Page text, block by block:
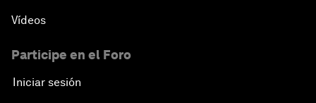
Vídeos
Participe en el Foro
Iniciar sesión